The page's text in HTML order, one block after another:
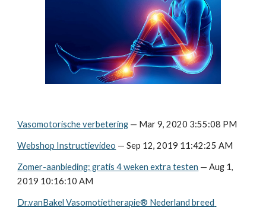
Vasomotorische verbetering — Mar 9, 2020 3:55:08 PM
Webshop Instructievideo — Sep 12, 2019 11:42:25 AM
Zomer-aanbieding: gratis 4 weken extra testen — Aug 1,
2019 10:16:10 AM
Dr.vanBakel Vasomotietherapie® Nederland breed